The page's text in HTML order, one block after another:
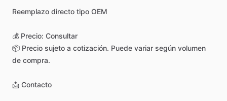
Reemplazo directo tipo OEM
💰 Precio: Consultar
📦 Precio sujeto a cotización. Puede variar según volumen
de compra.
📩 Contacto